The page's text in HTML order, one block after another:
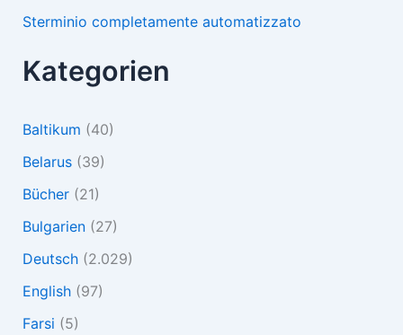
Sterminio completamente automatizzato
Kategorien
Baltikum (40)
Belarus(39)
Bücher(21)
Bulgarien(27)
Deutsch(2.029)
English(97)
Farsi (5)